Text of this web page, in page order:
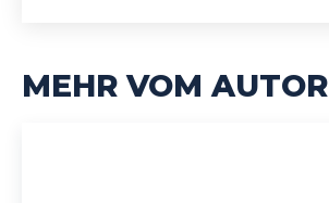
MEHR VOM AUTOR